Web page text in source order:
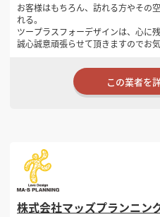
お客様はもちろん、訪れる方やその
れる。
ツープラスフォーデザインは、心に
誠心誠意頑張らせて頂きますのでお
この業者を
株式会社マッズプランニン